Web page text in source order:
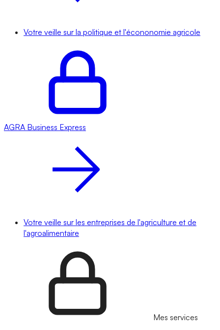
Votre veille sur la politique et l'écononomie agricole
AGRA Business Express
Votre veille sur les entreprises de l'agriculture et de
l'agroalimentaire
Mes services